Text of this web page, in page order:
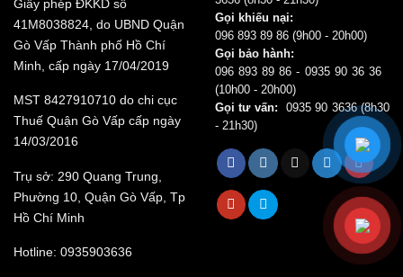
bằng sáng, giảm nhiễu, tăng cường độ phơi sáng, màu da
sao cho phù hợp và tự nhiên nhất.
Dù không sở hữu thông số camera khủng nhưng iPhone
XS luôn cho thấy sự đẳng cấp của mình về khả năng
nhiếp ảnh với cụm camera kép độ phân giải 12MP. Máy
được trang bị hệ thống xử lý hình ảnh chất lượng cân
bằng sáng, giảm nhiễu, tăng cường độ phơi sáng, màu da
sao cho phù hợp và tự nhiên nhất.
Hiệu năng đỉnh cao cùng chip Apple A12
Là một smartphone cao cấp, iPhone XS được Apple trang
bị cho con chip mới toanh hàng đầu của hãng mang tên
Thêm ảnh đánh giá
Các định dạng ảnh được chấp nhận: jpg,png.
Name*
Email*
Giấy phép ĐKKD số
41M8038824, do UBND Quận
Gò Vấp Thành phố Hồ Chí
Minh, cấp ngày 17/04/2019
MST 8427910710 do chi cục
Thuế Quận Gò Vấp cấp ngày
14/03/2016
Trụ sở: 290 Quang Trung,
Phường 10, Quận Gò Vấp, Tp
Hồ Chí Minh
Hotline: 0935903636
Gọi khiếu nại:
096 893 89 86 (9h00 - 20h00)
Gọi bảo hành:
096 893 89 86 - 0935 90 36 36
(10h00 - 20h00)
Gọi tư vấn:
0935 90 3636(8h30
- 21h30)